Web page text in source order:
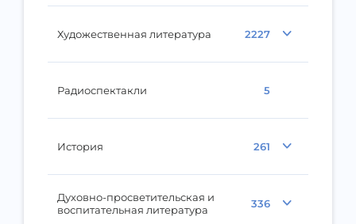
Художественная литература 2227
Радиоспектакли 5
История 261
Духовно-просветительская и
воспитательная литература
336